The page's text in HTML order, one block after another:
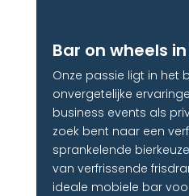
Bar on wheels
Onze passie ligt in het
onvergetelijke
business events als
zoek bent naar een
sprankelende
van verfrissende
ideale mobiele bar